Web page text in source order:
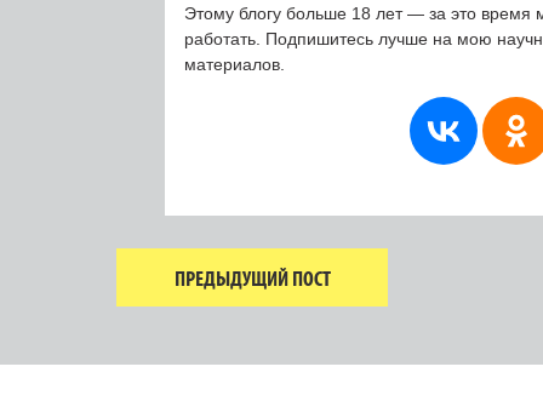
Этому блогу больше 18 лет — за это время
работать. Подпишитесь лучше на мою
материалов.
ПРЕДЫДУЩИЙ ПОСТ